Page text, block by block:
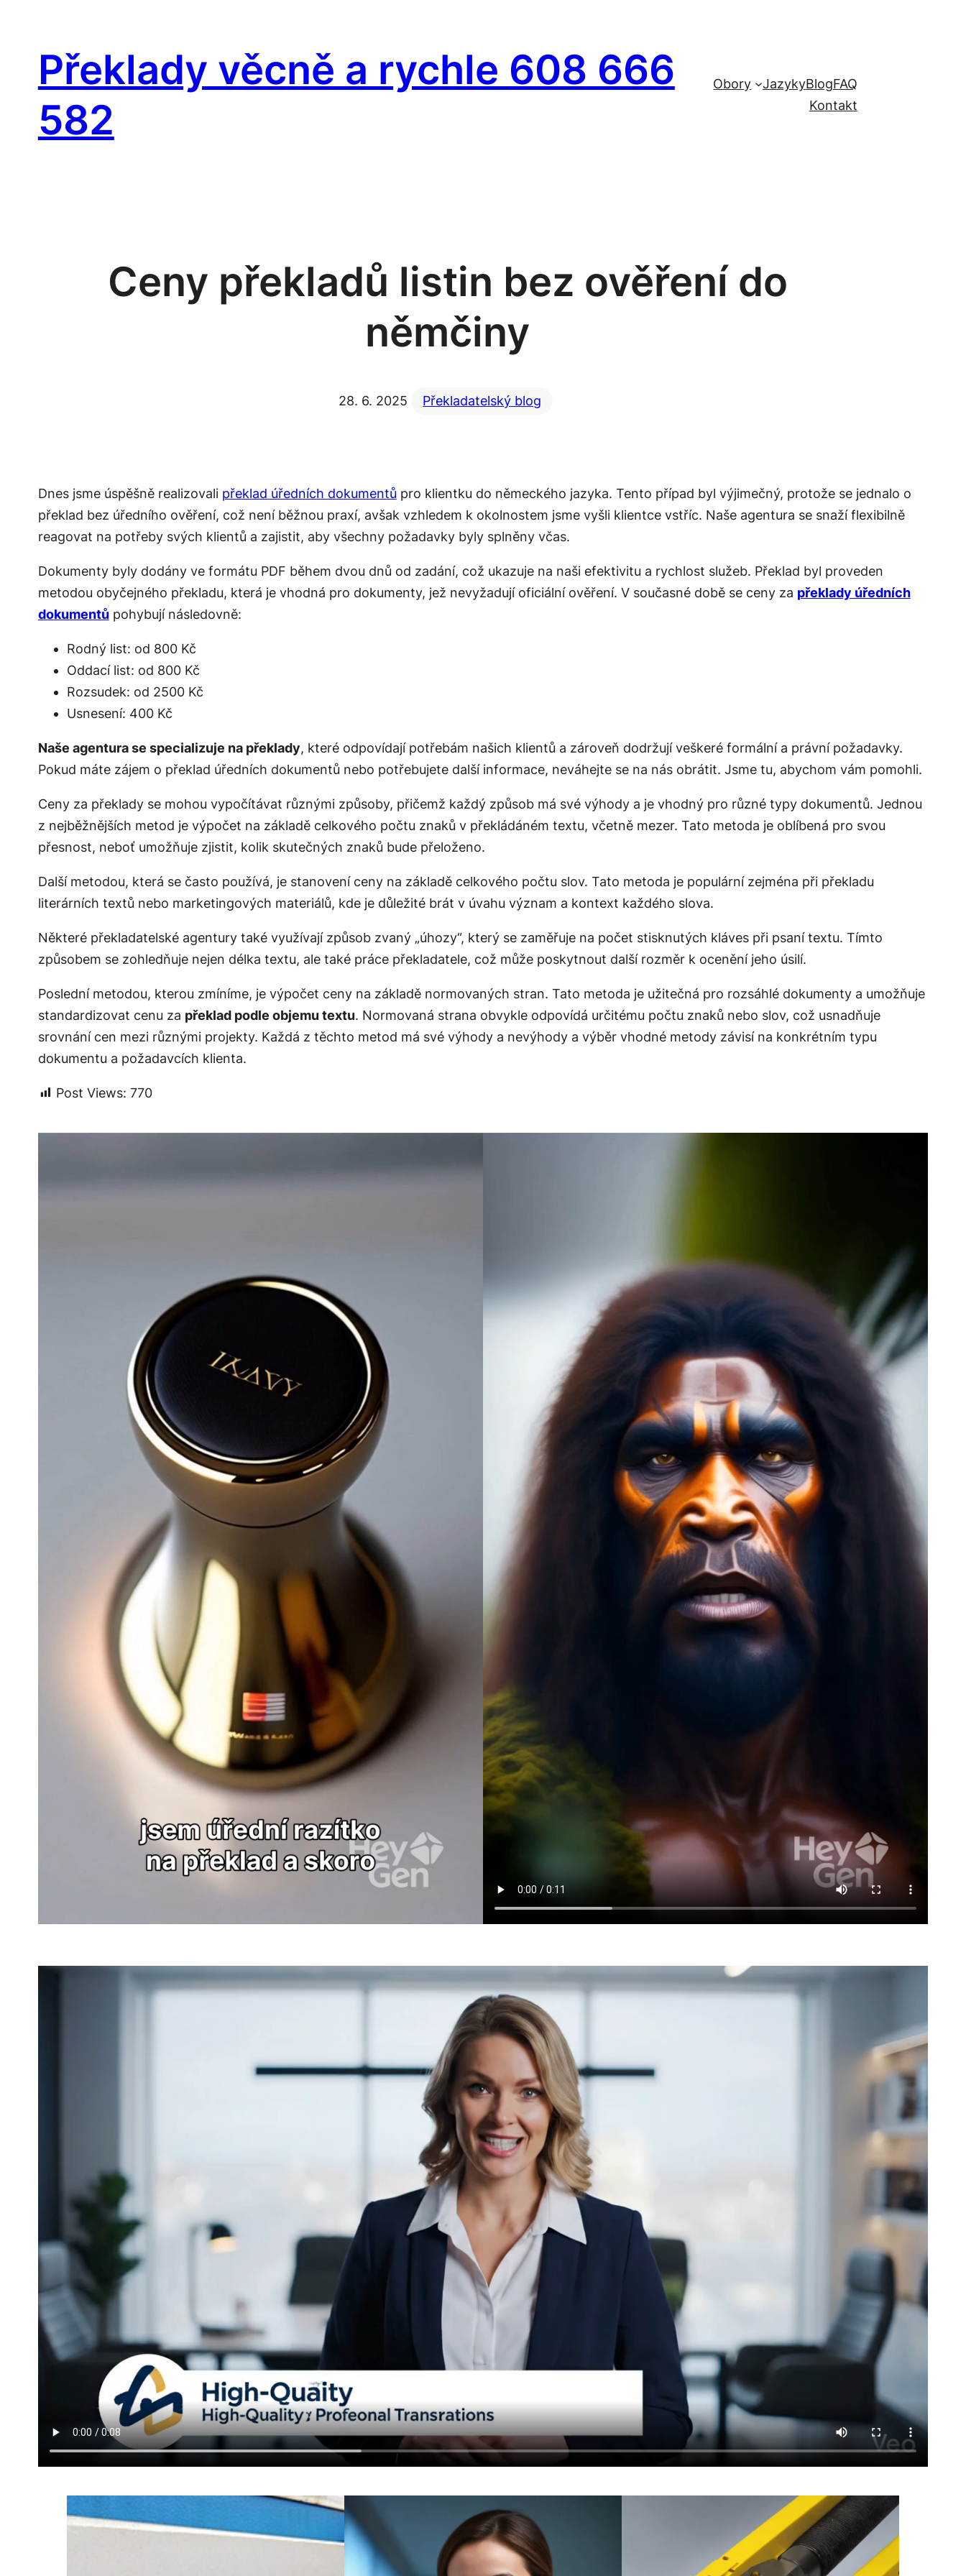
obsahPřeklady věcně a rychle 608 666
582
Obory JazykyBlogFAQ
Kontakt
Ceny překladů listin bez ověření do
němčiny
28. 6. 2025 Překladatelský blog
Dnes jsme úspěšně realizovali překlad úředních dokumentů pro klientku do německého jazyka. Tento případ byl výjimečný, protože se jednalo o
překlad bez úředního ověření, což není běžnou praxí, avšak vzhledem k okolnostem jsme vyšli klientce vstříc. Naše agentura se snaží flexibilně
reagovat na potřeby svých klientů a zajistit, aby všechny požadavky byly splněny včas.
Dokumenty byly dodány ve formátu PDF během dvou dnů od zadání, což ukazuje na naši efektivitu a rychlost služeb. Překlad byl proveden
metodou obyčejného překladu, která je vhodná pro dokumenty, jež nevyžadují oficiální ověření. V současné době se ceny za překlady úředních
dokumentůpohybují následovně:
Rodný list: od 800 Kč
Oddací list: od 800 Kč
Rozsudek: od 2500 Kč
Usnesení: 400 Kč
Naše agentura se specializuje na překlady, které odpovídají potřebám našich klientů a zároveň dodržují veškeré formální a právní požadavky.
Pokud máte zájem o překlad úředních dokumentů nebo potřebujete další informace, neváhejte se na nás obrátit. Jsme tu, abychom vám pomohli.
Ceny za překlady se mohou vypočítávat různými způsoby, přičemž každý způsob má své výhody a je vhodný pro různé typy dokumentů. Jednou
z nejběžnějších metod je výpočet na základě celkového počtu znaků v překládáném textu, včetně mezer. Tato metoda je oblíbená pro svou
přesnost, neboť umožňuje zjistit, kolik skutečných znaků bude přeloženo.
Další metodou, která se často používá, je stanovení cenyna základě celkového počtu slov. Tato metoda je populární zejména při překladu
literárních textů nebo marketingových materiálů, kde je důležité brát v úvahu význam a kontext každého slova.
Některé překladatelské agentury také využívají způsob zvaný „úhozy“, který se zaměřuje na počet stisknutých kláves při psaní textu. Tímto
způsobem se zohledňuje nejen délka textu, ale také práce překladatele, což může poskytnout další rozměr k ocenění jeho úsilí.
Poslední metodou, kterou zmíníme, je výpočet ceny na základě normovaných stran. Tato metoda je užitečná pro rozsáhlé dokumenty a umožňuje
standardizovat cenu za překlad podle objemu textu. Normovaná strana obvykle odpovídá určitému počtu znaků nebo slov, což usnadňuje
srovnání cen mezi různými projekty. Každá z těchto metod má své výhody a nevýhody a výběr vhodné metody závisí na konkrétním typu
dokumentu a požadavcích klienta.
Post Views: 770